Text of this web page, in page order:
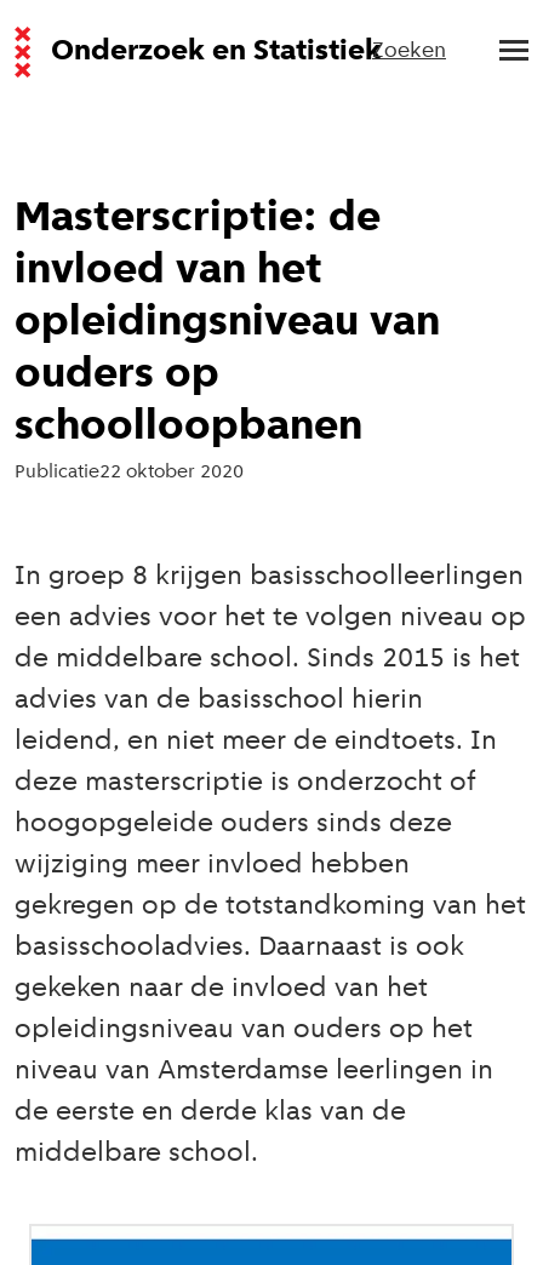
Onderzoek en StatistiekZoeken
Masterscriptie: de
invloed van het
opleidingsniveau van
ouders op
schoolloopbanen
Publicatie22 oktober 2020
In groep 8 krijgen basisschoolleerlingen
een advies voor het te volgen niveau op
de middelbare school. Sinds 2015 is het
advies van de basisschool hierin
leidend, en niet meer de eindtoets. In
deze masterscriptie is onderzocht of
hoogopgeleide ouders sinds deze
wijziging meer invloed hebben
gekregen op de totstandkoming van het
basisschooladvies. Daarnaast is ook
gekeken naar de invloed van het
opleidingsniveau van ouders op het
niveau van Amsterdamse leerlingen in
de eerste en derde klas van de
middelbare school.